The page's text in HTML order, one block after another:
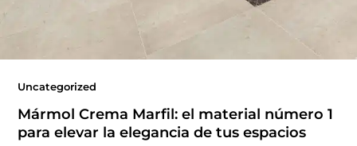
Uncategorized
Mármol Crema Marfil: el material número 1
para elevar la elegancia de tus espacios